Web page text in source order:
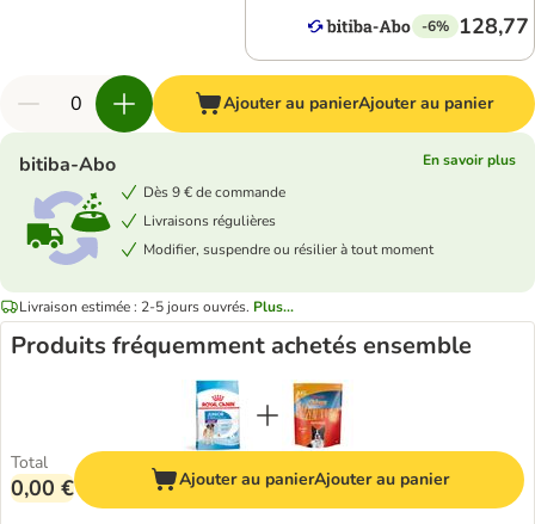
-6% 128,77
Ajouter au panierAjouter au panier
bitiba-Abo
En savoir plus
Dès 9 € de commande
Livraisons régulières
Modifier, suspendre ou résilier à tout moment
Livraison estimée : 2-5 jours ouvrés. Plus...
Produits fréquemment achetés ensemble
Total
0,00 € Ajouter au panierAjouter au panier